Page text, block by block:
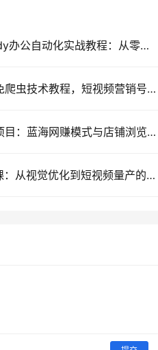
腾讯AI龙虾WorkBuddy办公自动化实战教程：从零基础数字员工部署到AI高效办公全场景指南
抖音非卡注册免核对免爬虫技术教程，短视频营销号批量搭建与SEO实战指南
苏宁全自动采集挂机项目：蓝海网赚模式与店铺浏览权重推广实操揭秘
即梦AI电商运营实战课：从视觉优化到短视频量产的一站式图文视频文案解决方案